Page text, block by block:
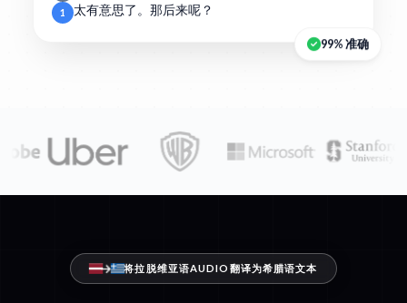
1 太有意思了。那后来呢？
99% 准确
将拉脱维亚语AUDIO翻译为希腊语文本